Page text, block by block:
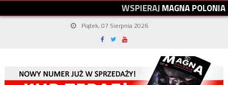
WSPIERAJMAGNAPOLONIA
Piątek, 07 Sierpnia 2026